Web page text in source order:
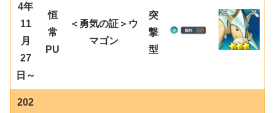
4年
11
月
27
日～
恒
常
PU
＜勇気の証＞ウ
マゴン
突
撃
型
202